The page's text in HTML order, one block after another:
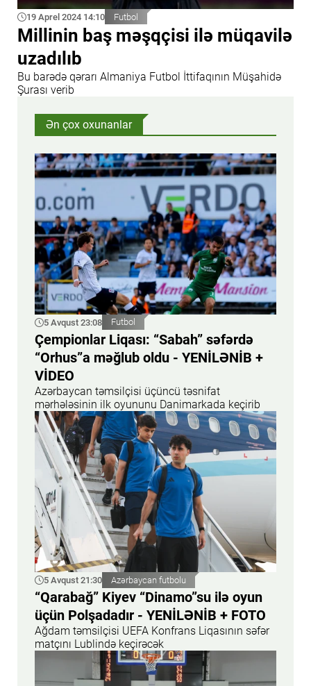
19 Aprel 2024 14:10 Futbol
Millinin baş məşqçisi ilə müqavilə
uzadılıb
Bu barədə qərarı Almaniya Futbol İttifaqının Müşahidə
Şurası verib
Ən çox oxunanlar
5 Avqust 23:08 Futbol
Çempionlar Liqası: “Sabah” səfərdə
“Orhus”a məğlub oldu - YENİLƏNİB +
VİDEO
Azərbaycan təmsilçisi üçüncü təsnifat
mərhələsinin ilk oyununu Danimarkada keçirib
5 Avqust 21:30 Azərbaycan futbolu
“Qarabağ” Kiyev “Dinamo”su ilə oyun
üçün Polşadadır - YENİLƏNİB + FOTO
Ağdam təmsilçisi UEFA Konfrans Liqasının səfər
matçını Lublində keçirəcək